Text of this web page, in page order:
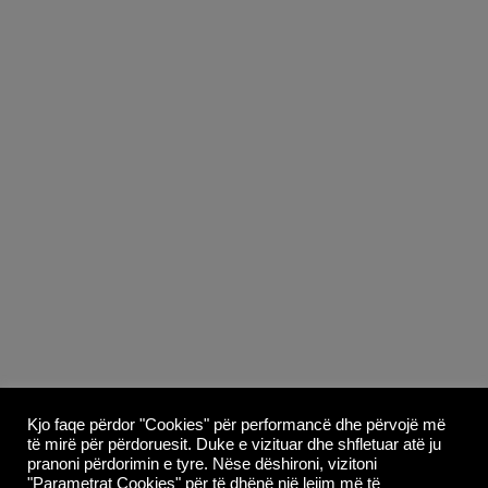
Copyright © 2026Whoop Theme - Powered by
WordPress.
Kjo faqe përdor "Cookies" për performancë dhe përvojë më
të mirë për përdoruesit. Duke e vizituar dhe shfletuar atë ju
pranoni përdorimin e tyre. Nëse dëshironi, vizitoni
"Parametrat Cookies" për të dhënë një lejim më të